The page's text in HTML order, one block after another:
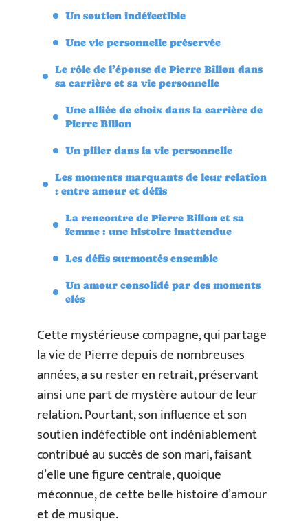
Un soutien indéfectible
Une vie personnelle préservée
Le rôle de l’épouse de Pierre Billon dans
sa carrière et sa vie personnelle
Une alliée de choix dans la carrière de
Pierre Billon
Un pilier dans la vie personnelle
Les moments marquants de leur relation
: entre amour et défis
La rencontre de Pierre Billon et sa
femme : une histoire inattendue
Les défis surmontés ensemble
Un amour consolidé par des moments
clés
Cette mystérieuse compagne, qui partage
la vie de Pierre depuis de nombreuses
années, a su rester en retrait, préservant
ainsi une part de mystère autour de leur
relation. Pourtant, son influence et son
soutien indéfectible ont indéniablement
contribué au succès de son mari, faisant
d’elle une figure centrale, quoique
méconnue, de cette belle histoire d’amour
et de musique.